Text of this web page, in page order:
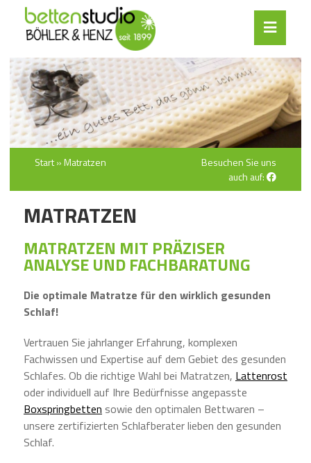
Start»Matratzen
Besuchen Sie uns
auch auf:
MATRATZEN
MATRATZEN MIT PRÄZISER
ANALYSE UND FACHBARATUNG
Die optimale Matratze für den wirklich gesunden
Schlaf!
Vertrauen Sie jahrlanger Erfahrung, komplexen
Fachwissen und Expertise auf dem Gebiet des gesunden
Schlafes. Ob die richtige Wahl bei Matratzen, Lattenrost
oder individuell auf Ihre Bedürfnisse angepasste
Boxspringbetten sowie den optimalen Bettwaren –
unsere zertifizierten Schlafberater lieben den gesunden
Schlaf.